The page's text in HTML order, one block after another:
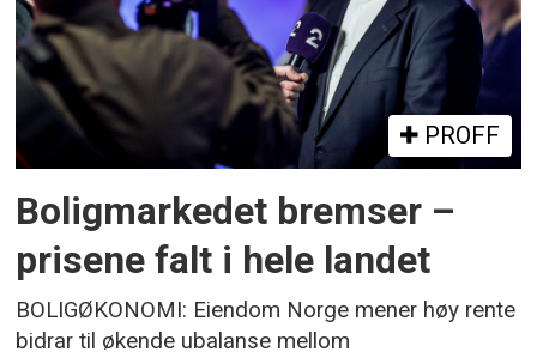
PROFF
Boligmarkedet bremser –
prisene falt i hele landet
BOLIGØKONOMI: Eiendom Norge mener høy rente
bidrar til økende ubalanse mellom